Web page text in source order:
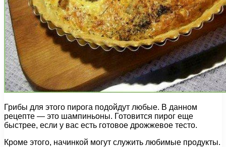
Грибы для этого пирога подойдут любые. В данном
рецепте — это шампиньоны. Готовится пирог еще
быстрее, если у вас есть готовое дрожжевое тесто.
Кроме этого, начинкой могут служить любимые продукты.